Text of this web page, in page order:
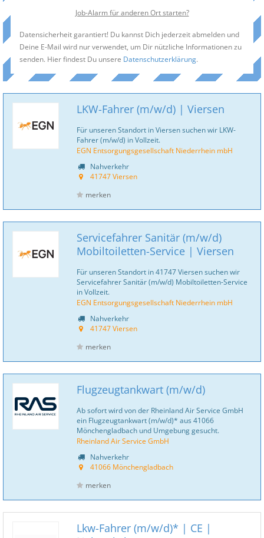
Job-Alarm für anderen Ort starten?
Datensicherheit garantiert! Du kannst Dich jederzeit abmelden und
Deine E-Mail wird nur verwendet, um Dir nützliche Informationen zu
senden. Hier findest Du unsere Datenschutzerklärung.
LKW-Fahrer (m/w/d) | Viersen
Für unseren Standort in Viersen suchen wir LKW-
Fahrer (m/w/d) in Vollzeit.
EGN Entsorgungsgesellschaft Niederrhein mbH
Nahverkehr
41747 Viersen
merken
Servicefahrer Sanitär (m/w/d)
Mobiltoiletten-Service | Viersen
Für unseren Standort in 41747 Viersen suchen wir
Servicefahrer Sanitär (m/w/d) Mobiltoiletten-Service
in Vollzeit.
EGN Entsorgungsgesellschaft Niederrhein mbH
Nahverkehr
41747 Viersen
merken
Flugzeugtankwart (m/w/d)
Ab sofort wird von der Rheinland Air Service GmbH
ein Flugzeugtankwart (m/w/d)* aus 41066
Mönchengladbach und Umgebung gesucht.
Rheinland Air Service GmbH
Nahverkehr
41066 Mönchengladbach
merken
Lkw-Fahrer (m/w/d)* | CE |